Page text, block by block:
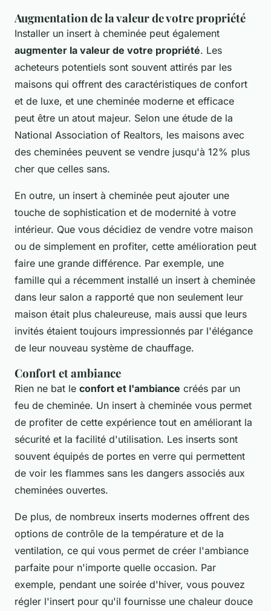
Augmentation de la valeur de votre propriété
Installer un insert à cheminée peut également
augmenter la valeur de votre propriété. Les
acheteurs potentiels sont souvent attirés par les
maisons qui offrent des caractéristiques de confort
et de luxe, et une cheminée moderne et efficace
peut être un atout majeur. Selon une étude de la
National Association of Realtors, les maisons avec
des cheminées peuvent se vendre jusqu'à 12% plus
cher que celles sans.
En outre, un insert à cheminée peut ajouter une
touche de sophistication et de modernité à votre
intérieur. Que vous décidiez de vendre votre maison
ou de simplement en profiter, cette amélioration peut
faire une grande différence. Par exemple, une
famille qui a récemment installé un insert à cheminée
dans leur salon a rapporté que non seulement leur
maison était plus chaleureuse, mais aussi que leurs
invités étaient toujours impressionnés par l'élégance
de leur nouveau système de chauffage.
Confort et ambiance
Rien ne bat le confort et l'ambiance créés par un
feu de cheminée. Un insert à cheminée vous permet
de profiter de cette expérience tout en améliorant la
sécurité et la facilité d'utilisation. Les inserts sont
souvent équipés de portes en verre qui permettent
de voir les flammes sans les dangers associés aux
cheminées ouvertes.
De plus, de nombreux inserts modernes offrent des
options de contrôle de la température et de la
ventilation, ce qui vous permet de créer l'ambiance
parfaite pour n'importe quelle occasion. Par
exemple, pendant une soirée d'hiver, vous pouvez
régler l'insert pour qu'il fournisse une chaleur douce